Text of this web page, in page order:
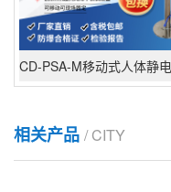
相关产品 / CITY